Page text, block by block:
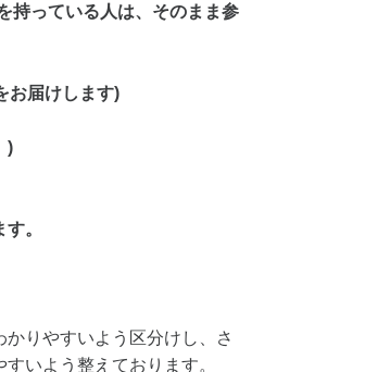
持っている人は、そのまま参
お届けします)
)
。
りやすいよう区分けし、さ
いよう整えております。